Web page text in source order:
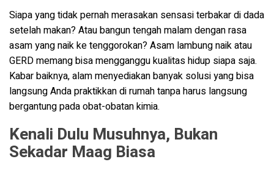
Siapa yang tidak pernah merasakan sensasi terbakar di dada
setelah makan? Atau bangun tengah malam dengan rasa
asam yang naik ke tenggorokan? Asam lambung naik atau
GERD memang bisa mengganggu kualitas hidup siapa saja.
Kabar baiknya, alam menyediakan banyak solusi yang bisa
langsung Anda praktikkan di rumah tanpa harus langsung
bergantung pada obat-obatan kimia.
Kenali Dulu Musuhnya, Bukan
Sekadar Maag Biasa